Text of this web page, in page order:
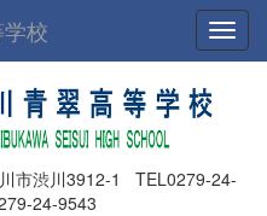
校
川3912-1 TEL0279-24-
24-9543